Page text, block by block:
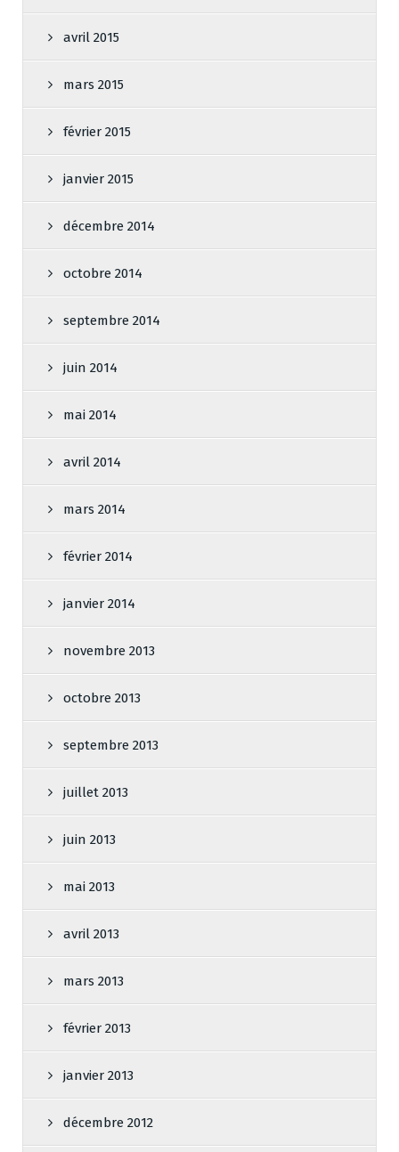
avril 2015
mars 2015
février 2015
janvier 2015
décembre 2014
octobre 2014
septembre 2014
juin 2014
mai 2014
avril 2014
mars 2014
février 2014
janvier 2014
novembre 2013
octobre 2013
septembre 2013
juillet 2013
juin 2013
mai 2013
avril 2013
mars 2013
février 2013
janvier 2013
décembre 2012